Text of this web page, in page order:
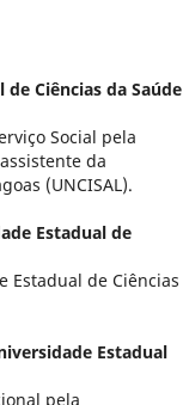
Ciências da Saúde
Social pela
da
(UNCISAL).
Estadual de
Estadual de Ciências
Estadual
pela